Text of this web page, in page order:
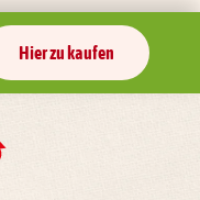
Hier zu kaufen